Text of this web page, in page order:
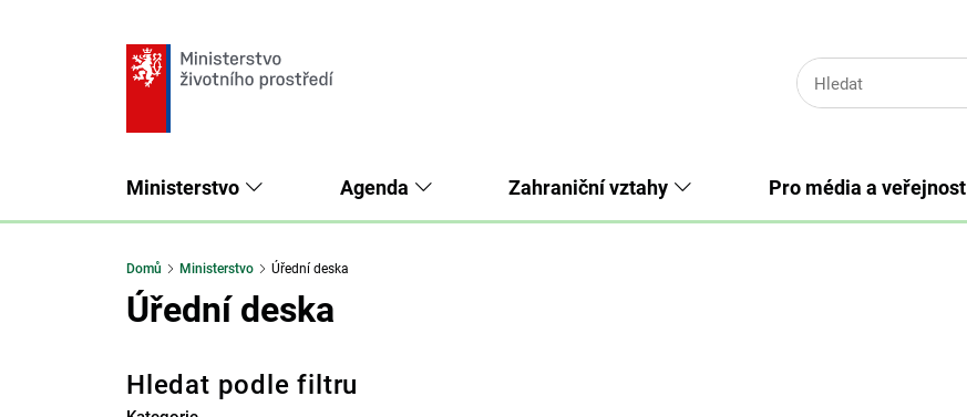
Ministerstvo Agenda Zahraniční vztahy Pro média a veřejnost
Domů Ministerstvo Úřední deska
Úřední deska
Hledat podle filtru